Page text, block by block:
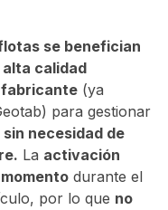
se benefician
alta calidad
(ya
para gestionar
sin necesidad de
La activación
durante el
por lo que no